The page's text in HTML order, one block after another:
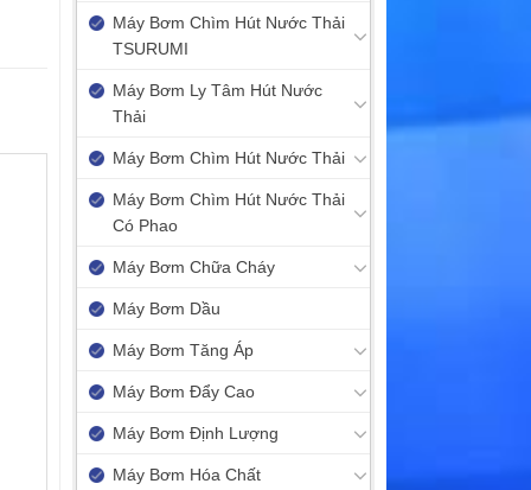
Máy Bơm Chìm Hút Nước Thải
TSURUMI
Máy Bơm Ly Tâm Hút Nước
Thải
Máy Bơm Chìm Hút Nước Thải
Máy Bơm Chìm Hút Nước Thải
Có Phao
Máy Bơm Chữa Cháy
Máy Bơm Dầu
Máy Bơm Tăng Áp
Máy Bơm Đẩy Cao
Máy Bơm Định Lượng
Máy Bơm Hóa Chất